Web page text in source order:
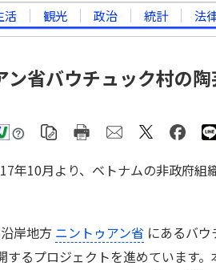
活 観光 政治 統計 法
ン省バウチュック村の
年10月より、ベトナムの非政府組
岸地方 ニントゥアン省 にあるバウ
するプロジェクトを進めています。